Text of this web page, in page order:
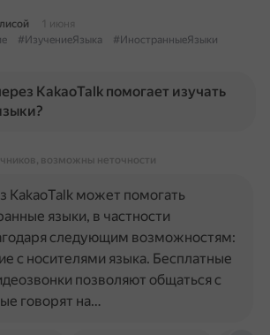
1 июня
#ИзучениеЯзыка
#ИностранныеЯзыки
KakaoTalk помогает изучать
возможны неточности
KakaoTalk может помогать
языки, в частности
следующим возможностям:
с носителями языка. Бесплатные
позволяют общаться с
говорят на…